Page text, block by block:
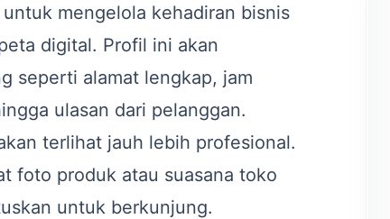
mengelola kehadiran bisnis
digital. Profil ini akan
seperti alamat lengkap, jam
ulasan dari pelanggan.
terlihat jauh lebih profesional.
foto produk atau suasana toko
untuk berkunjung.